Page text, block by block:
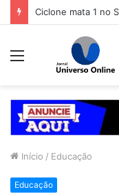
Menu
Início / Educação
Educação